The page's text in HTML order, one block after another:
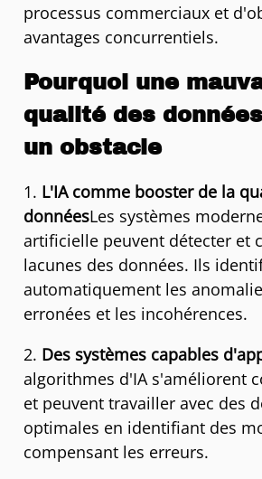
processus commerciaux et
avantages concurrentiels.
Pourquoi une
qualité des
un obstacle
1. L'IA comme booster de la
donnéesLes systèmes
artificielle peuvent détecter et
lacunes des données. Ils
automatiquement les
erronées et les incohérences.
2. Des systèmes capables
algorithmes d'IA s'améliorent
et peuvent travailler avec des
optimales en identifiant des
compensant les erreurs.